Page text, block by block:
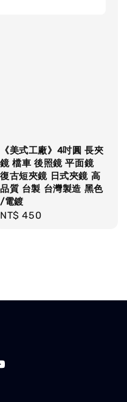
《美式工廠》4吋圓 長夾
鏡 檔車 後照鏡 平面鏡
復古短夾鏡 日式夾鏡 高
品質 台製 台灣製造 黑色
/電鍍
Regular
NT$ 450